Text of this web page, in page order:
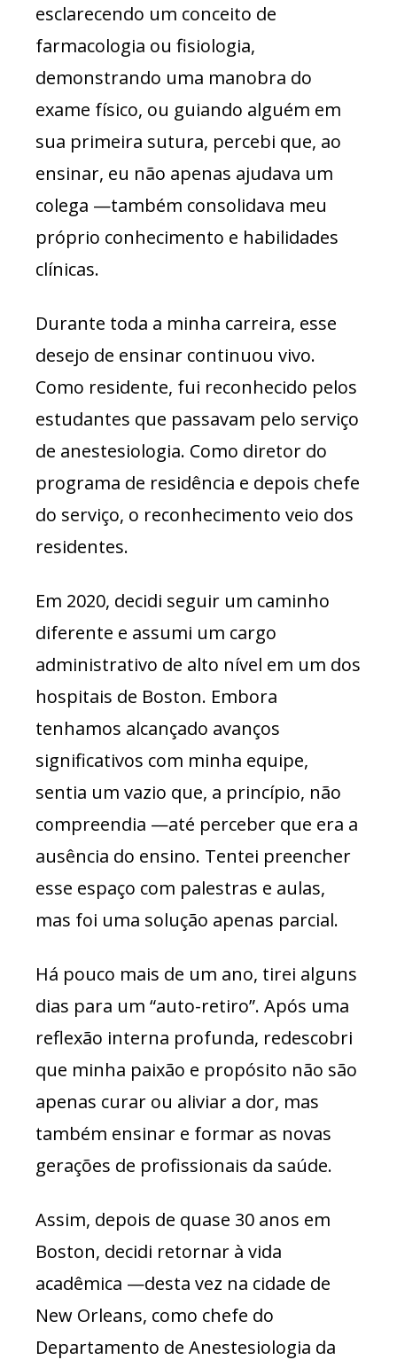
esclarecendo um conceito de
farmacologia ou fisiologia,
demonstrando uma manobra do
exame físico, ou guiando alguém em
sua primeira sutura, percebi que, ao
ensinar, eu não apenas ajudava um
colega —também consolidava meu
próprio conhecimento e habilidades
clínicas.
Durante toda a minha carreira, esse
desejo de ensinar continuou vivo.
Como residente, fui reconhecido pelos
estudantes que passavam pelo serviço
de anestesiologia. Como diretor do
programa de residência e depois chefe
do serviço, o reconhecimento veio dos
residentes.
Em 2020, decidi seguir um caminho
diferente e assumi um cargo
administrativo de alto nível em um dos
hospitais de Boston. Embora
tenhamos alcançado avanços
significativos com minha equipe,
sentia um vazio que, a princípio, não
compreendia —até perceber que era a
ausência do ensino. Tentei preencher
esse espaço com palestras e aulas,
mas foi uma solução apenas parcial.
Há pouco mais de um ano, tirei alguns
dias para um “auto-retiro”. Após uma
reflexão interna profunda, redescobri
que minha paixão e propósito não são
apenas curar ou aliviar a dor, mas
também ensinar e formar as novas
gerações de profissionais da saúde.
Assim, depois de quase 30 anos em
Boston, decidi retornar à vida
acadêmica —desta vez na cidade de
New Orleans, como chefe do
Departamento de Anestesiologia da